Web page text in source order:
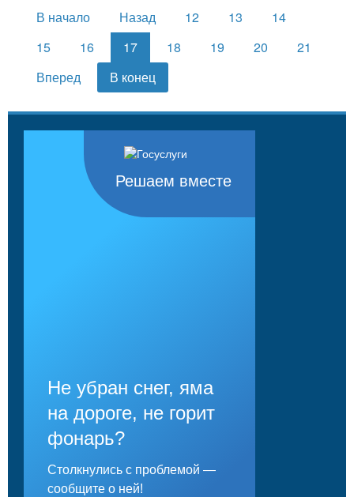
В начало Назад 12 13
14
15
16 17 18 19 20
21
Вперед
В конец
Решаем вместе
Не убран снег, яма
на дороге, не горит
фонарь?
Столкнулись с проблемой —
сообщите о ней!